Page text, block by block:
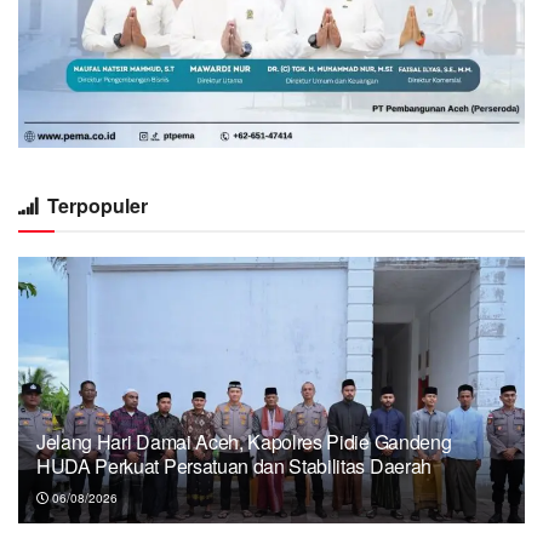
Terpopuler
Jelang Hari Damai Aceh, Kapolres Pidie Gandeng
HUDA Perkuat Persatuan dan Stabilitas Daerah
06/08/2026